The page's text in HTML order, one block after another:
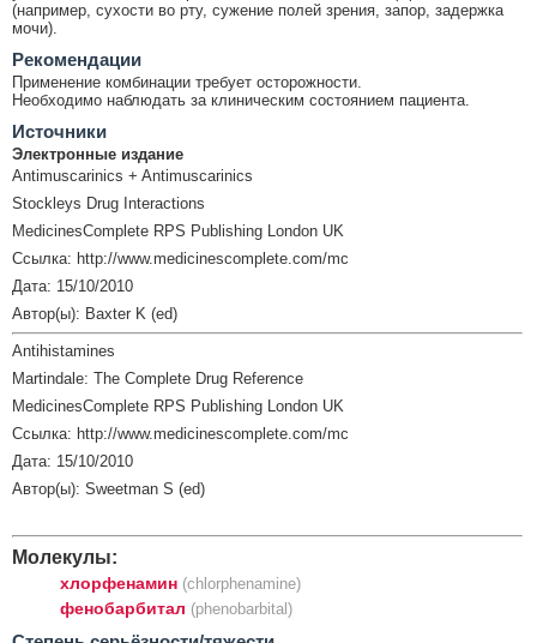
(например, сухости во рту, сужение полей зрения, запор, задержка
мочи).
Рекомендации
Применение комбинации требует осторожности.
Необходимо наблюдать за клиническим состоянием пациента.
Источники
Электронные издание
Antimuscarinics + Antimuscarinics
Stockleys Drug Interactions
MedicinesComplete RPS Publishing London UK
Ссылка: http://www.medicinescomplete.com/mc
Дата: 15/10/2010
Автор(ы): Baxter K (ed)
Antihistamines
Martindale: The Complete Drug Reference
MedicinesComplete RPS Publishing London UK
Ссылка: http://www.medicinescomplete.com/mc
Дата: 15/10/2010
Автор(ы): Sweetman S (ed)
Молекулы:
хлорфенамин (chlorphenamine)
фенобарбитал (phenobarbital)